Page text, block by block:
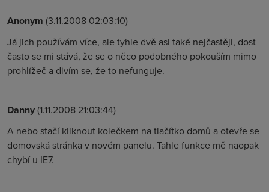
Anonym (3.11.2008 02:03:10)
Já jich používám více, ale tyhle dvě asi také nejčastěji, dost
často se mi stává, že se o něco podobného pokouším mimo
prohlížeč a divím se, že to nefunguje.
Danny(1.11.2008 21:03:44)
A nebo stačí kliknout kolečkem na tlačítko domů a otevře se
domovská stránka v novém panelu. Tahle funkce mě naopak
chybí u IE7.